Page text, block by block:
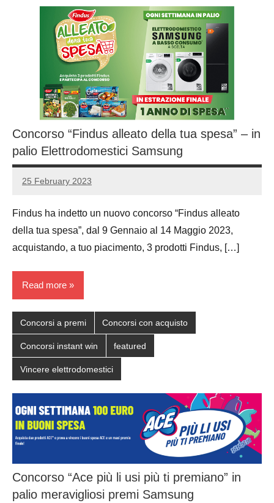
Concorso “Findus alleato della tua spesa” – in
palio Elettrodomestici Samsung
25 February 2023
Luca
1
Findus ha indetto un nuovo concorso “Findus alleato
della tua spesa”, dal 9 Gennaio al 14 Maggio 2023,
acquistando, a tuo piacimento, 3 prodotti Findus, […]
Read more
Concorsi a premi Concorsi con acquisto
Concorsi instant win featured
Vincere elettrodomestici
Concorso “Ace più li usi più ti premiano” in
palio meravigliosi premi Samsung